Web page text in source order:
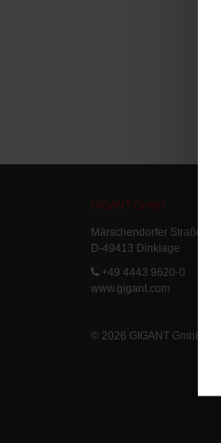
GIGANT GmbH
Märschendorfer Straße 42
D-49413 Dinklage
+49 4443 9620-0
www.gigant.com
© 2026 GIGANT GmbH